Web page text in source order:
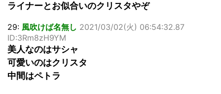
ライナーとお似合いのクリスタやぞ
29: 風吹けば名無し 2021/03/02(火) 06:54:32.87
ID:3Rm8zH9YM
美人なのはサシャ
可愛いのはクリスタ
中間はペトラ